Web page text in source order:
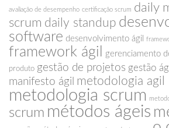
avaliação de desempenho certificação scrum daily
scrum daily standup
software desenvolvimento ágil
framework ágil gerenciamento
produto gestão de projetos gestão
manifesto ágil metodologia agil
metodologia scrum
scrum métodos ágeis